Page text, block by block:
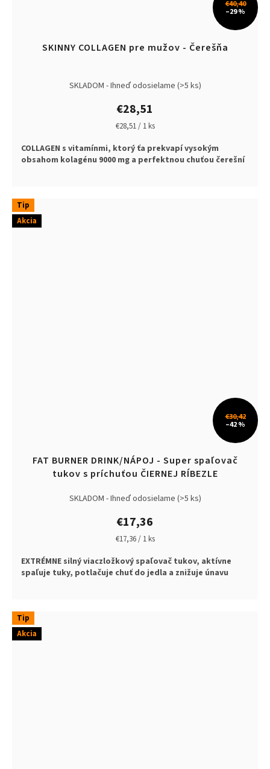
€40,40
–29 %
SKINNY COLLAGEN pre mužov - Čerešňa
SKLADOM - Ihneď odosielame (>5 ks)
€28,51
Jednotková
€28,51 / 1 ks
COLLAGEN s vitamínmi, ktorý ťa prekvapí vysokým
obsahom kolagénu 9000 mg a perfektnou chuťou čerešní
Tip
Akcia
€30,42
–42 %
FAT BURNER DRINK/NÁPOJ - Super spaľovač
tukov s príchuťou ČIERNEJ RÍBEZLE
SKLADOM - Ihneď odosielame (>5 ks)
€17,36
Jednotková
€17,36 / 1 ks
EXTRÉMNE silný viaczložkový spaľovač tukov, aktívne
spaľuje tuky, potlačuje chuť do jedla a znižuje únavu
Tip
Akcia